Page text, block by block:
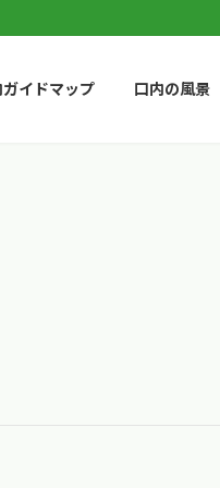
イドマップ 口内の風景